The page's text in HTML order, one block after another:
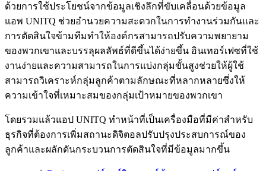
ด้วยการใช้ประโยชน์จากข้อมูลเชิงลึกที่ขับเคลื่อนด้วยข้อมูล
แอพ UNITQ ช่วยอำนวยความสะดวกในการทำงานร่วมกันและ
การตัดสินใจข้ามทีมทำให้องค์กรสามารถปรับความพยายาม
ของพวกเขาและบรรลุผลลัพธ์ที่ดีขึ้นได้ง่ายขึ้น อินเทอร์เฟซที่ใช้
งานง่ายและความสามารถในการแบ่งกลุ่มขั้นสูงช่วยให้ผู้ใช้
สามารถวิเคราะห์กลุ่มลูกค้าตามลักษณะที่หลากหลายซึ่งให้
ความเข้าใจที่เหมาะสมของกลุ่มเป้าหมายของพวกเขา
โดยรวมแล้วแอป UNITQ ทำหน้าที่เป็นเครื่องมือที่มีค่าสำหรับ
ธุรกิจที่ต้องการเพิ่มสถานะดิจิตอลปรับปรุงประสบการณ์ของ
ลูกค้าและผลักดันกระบวนการตัดสินใจที่มีข้อมูลมากขึ้น